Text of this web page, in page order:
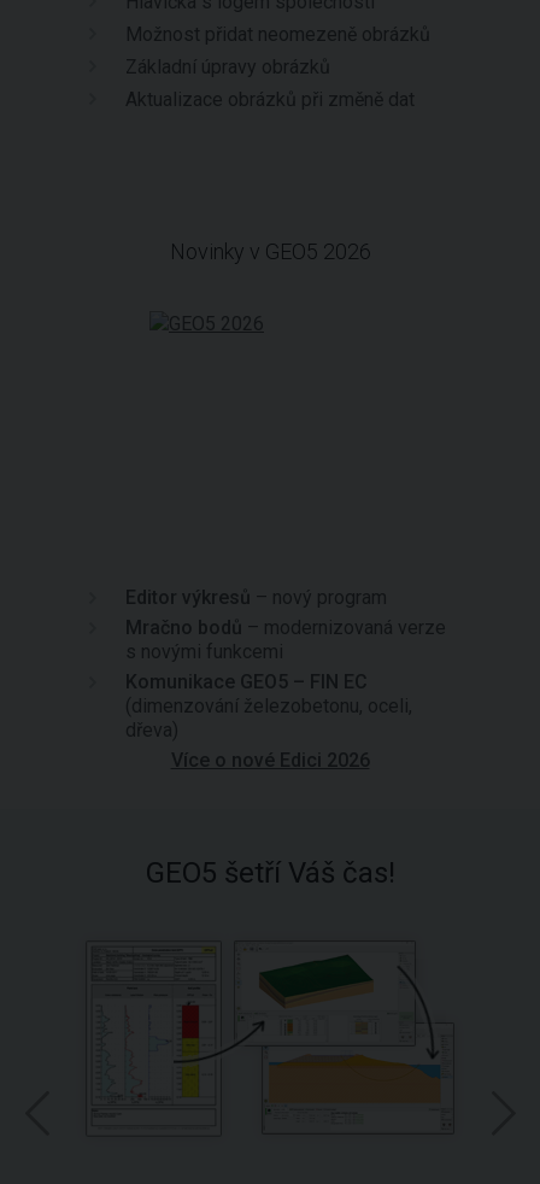
Možnost přidat neomezeně obrázků
Základní úpravy obrázků
Aktualizace obrázků při změně dat
Novinky v GEO5 2026
Editor výkresů – nový program
Mračno bodů – modernizovaná verze
s novými funkcemi
Komunikace GEO5 – FIN EC
(dimenzování železobetonu, oceli,
dřeva)
Více o nové Edici 2026
GEO5 šetří Váš čas!